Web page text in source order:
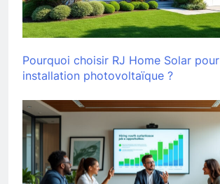
Pourquoi choisir RJ Home Solar
installation photovoltaïque ?